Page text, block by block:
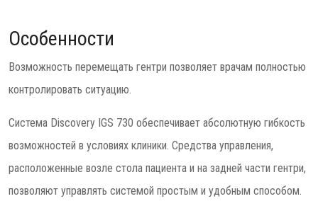
Особенности
Возможность перемещать гентри позволяет врачам полностью
контролировать ситуацию.
Система Discovery IGS 730 обеспечивает абсолютную гибкость
возможностей в условиях клиники. Средства управления,
расположенные возле стола пациента и на задней части гентри,
позволяют управлять системой простым и удобным способом.